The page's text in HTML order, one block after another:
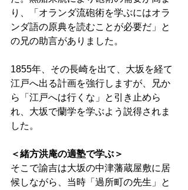
り、「オランダ流砲術を学ぶにはオラ
ンダ語の原典を読むことが必要だ」と
の兄の助言がありました。
1855年、その長崎を出て、大坂を経て
江戸へ出る計画を強行しますが、兄か
ら「江戸へは行くな」と引き止めら
れ、大坂で蘭学を学ぶよう説得されま
した。
＜緒方洪庵の適塾で学ぶ＞
そこで諭吉は大坂の中津藩蔵屋敷に居
候しながら、当時「過所町の先生」と